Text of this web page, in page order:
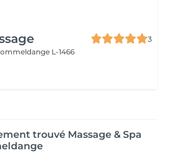
3
L-1466
trouvé Massage & Spa